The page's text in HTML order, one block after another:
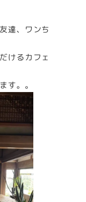
達、ワンち
けるカフェ
す。。